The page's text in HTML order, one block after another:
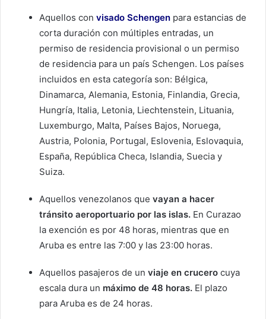
Aquellos con visado Schengen para estancias de
corta duración con múltiples entradas, un
permiso de residencia provisional o un permiso
de residencia para un país Schengen. Los países
incluidos en esta categoría son: Bélgica,
Dinamarca, Alemania, Estonia, Finlandia, Grecia,
Hungría, Italia, Letonia, Liechtenstein, Lituania,
Luxemburgo, Malta, Países Bajos, Noruega,
Austria, Polonia, Portugal, Eslovenia, Eslovaquia,
España, República Checa, Islandia, Suecia y
Suiza.
Aquellos venezolanos que vayan a hacer
tránsito aeroportuario por las islas. En Curazao
la exención es por 48 horas, mientras que en
Aruba es entre las 7:00 y las 23:00 horas.
Aquellos pasajeros de un viaje en crucero cuya
escala dura un máximo de 48 horas. El plazo
para Aruba es de 24 horas.